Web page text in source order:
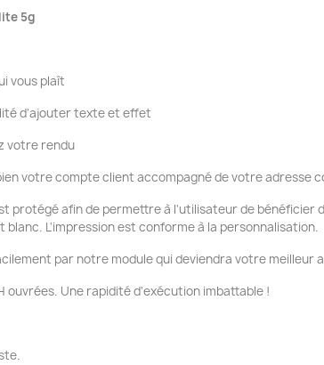
5g
vous plaît
d'ajouter texte et effet
votre rendu
votre compte client accompagné de votre adresse
protégé afin de permettre à l'utilisateur de bénéficier
L'impression est conforme à la personnalisation.
par notre module qui deviendra votre meilleur
ouvrées. Une rapidité d'exécution imbattable !